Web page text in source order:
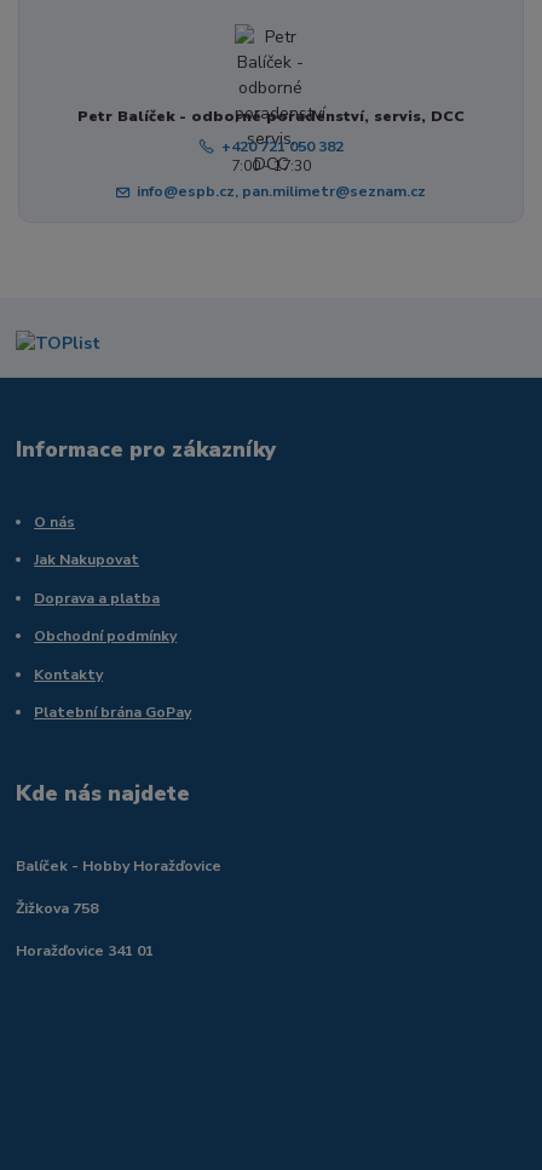
Petr Balíček - odborné poradenství, servis, DCC
+420 721 050 382
7:00 - 17:30
info@espb.cz, pan.milimetr@seznam.cz
Informace pro zákazníky
O nás
Jak Nakupovat
Doprava a platba
Obchodní podmínky
Kontakty
Platební brána GoPay
Kde nás najdete
Balíček - Hobby Horažďovice
Žižkova 758
Horažďovice 341 01